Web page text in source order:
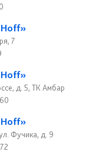
7
д. 5, ТК Амбар
Фучика, д. 9